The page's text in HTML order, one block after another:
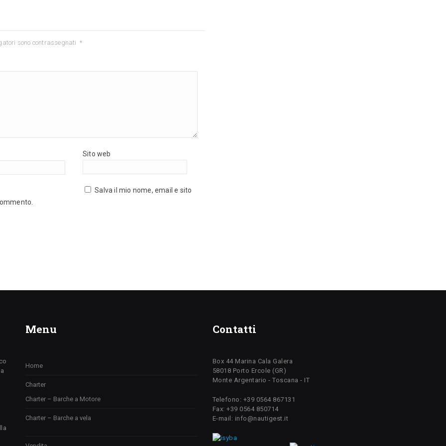
sono contrassegnati *
Sito web
Salva il mio nome, email e sito
Menu
Home
Charter
Charter – Barche a Motore
Charter – Barche a vela
Contatti
Box 44 Marina Cala Galera
58018 Porto Ercole (GR)
Monte Argentario - Toscana - IT
Telefono: +39 0564 867131
Fax: +39 0564 850714
E-mail: info@nautigest.it